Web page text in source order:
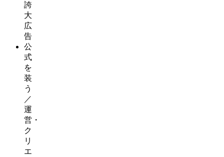
誇
大
広
告
公
式
を
装
う
／
運
営・
ク
リ
エ